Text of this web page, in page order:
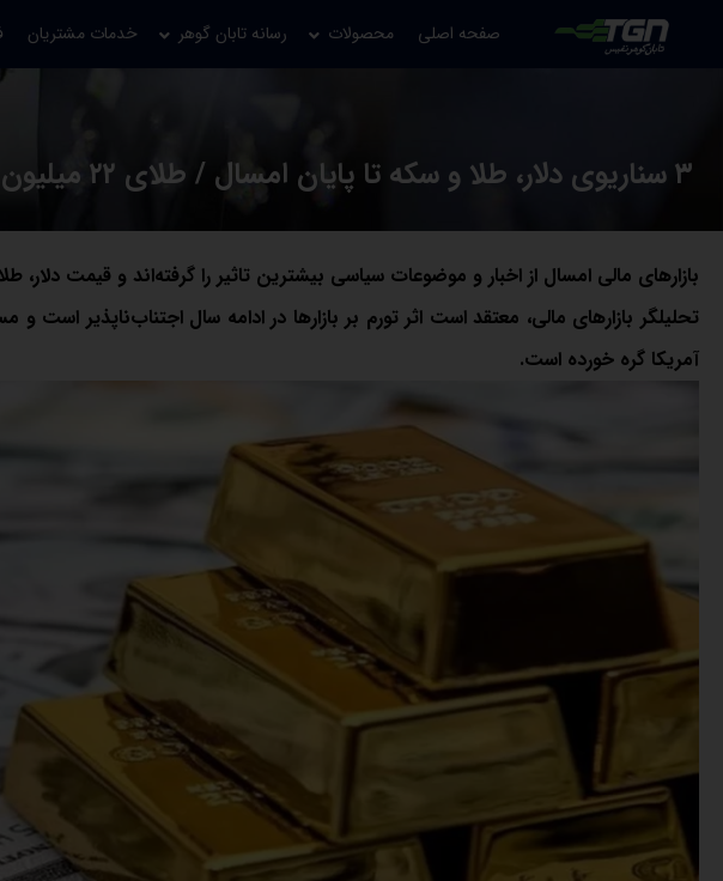
صفحه اصلی محصولات رسانه تابان گوهر خدمات مشتریان
۳ سناریوی دلار، طلا و سکه تا پایان امسال / طلای ۲۲ میلیون تومانی در دسترس است
بازارهای مالی امسال از اخبار و موضوعات سیاسی بیشترین تاثیر را گرفته‌اند و قیمت
تحلیلگر بازارهای مالی، معتقد است اثر تورم بر بازارها در ادامه سال اجتناب‌ناپذیر
آمریکا گره خورده است.